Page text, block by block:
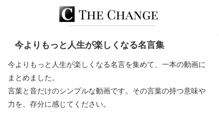
今よりもっと人生が楽しくなる名言集
今よりもっと人生が楽しくなる名言を集めて、一本の動画に
まとめました。
言葉と音だけのシンプルな動画です。その言葉の持つ意味や
力を、存分に感じてください。